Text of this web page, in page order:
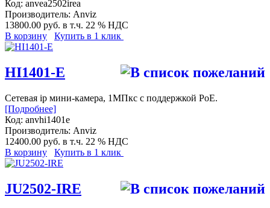
Код: anvea2502irea
Производитель: Anviz
13800.00 руб. в т.ч. 22 % НДС
В корзину
Купить в 1 клик
HI1401-E
Сетевая ip мини-камера, 1МПкс с поддержкой PoE.
[Подробнее]
Код: anvhi1401e
Производитель: Anviz
12400.00 руб. в т.ч. 22 % НДС
В корзину
Купить в 1 клик
JU2502-IRE